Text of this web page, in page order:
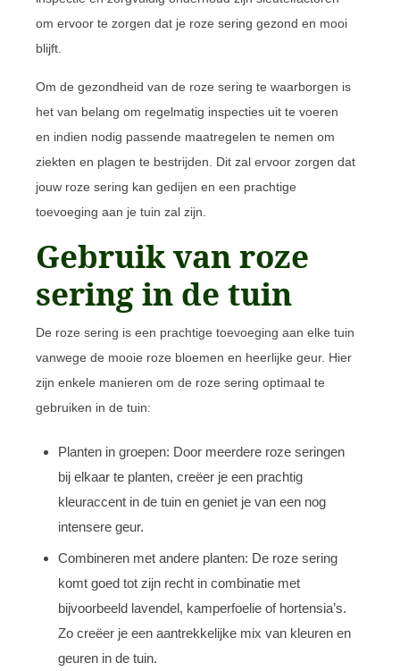
om ervoor te zorgen dat je roze sering gezond en mooi
blijft.
Om de gezondheid van de roze sering te waarborgen is
het van belang om regelmatig inspecties uit te voeren
en indien nodig passende maatregelen te nemen om
ziekten en plagen te bestrijden. Dit zal ervoor zorgen dat
jouw roze sering kan gedijen en een prachtige
toevoeging aan je tuin zal zijn.
Gebruik van roze
sering in de tuin
De roze sering is een prachtige toevoeging aan elke tuin
vanwege de mooie roze bloemen en heerlijke geur. Hier
zijn enkele manieren om de roze sering optimaal te
gebruiken in de tuin:
Planten in groepen: Door meerdere roze seringen
bij elkaar te planten, creëer je een prachtig
kleuraccent in de tuin en geniet je van een nog
intensere geur.
Combineren met andere planten: De roze sering
komt goed tot zijn recht in combinatie met
bijvoorbeeld lavendel, kamperfoelie of hortensia’s.
Zo creëer je een aantrekkelijke mix van kleuren en
geuren in de tuin.